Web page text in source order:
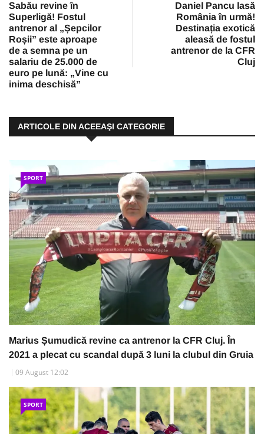
Sabău revine în
Superligă! Fostul
antrenor al „Șepcilor
Roșii” este aproape
de a semna pe un
salariu de 25.000 de
euro pe lună: „Vine cu
inima deschisă”
Daniel Pancu lasă
România în urmă!
Destinația exotică
aleasă de fostul
antrenor de la CFR
Cluj
ARTICOLE DIN ACEEAŞI CATEGORIE
SPORT
Marius Șumudică revine ca antrenor la CFR Cluj. În
2021 a plecat cu scandal după 3 luni la clubul din Gruia
09 August 12:02
SPORT